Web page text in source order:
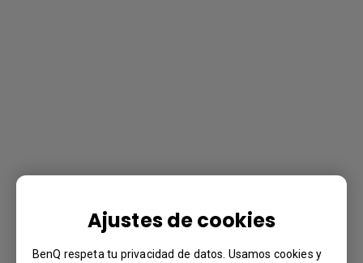
Ajustes de cookies
BenQ respeta tu privacidad de datos. Usamos cookies y